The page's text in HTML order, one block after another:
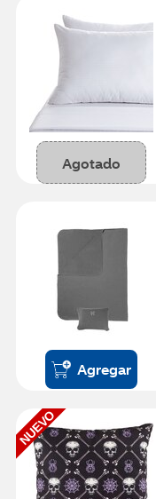
Agotado
Agregar
NUEVO